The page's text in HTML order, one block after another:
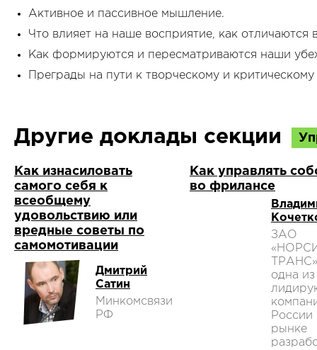
Активное и пассивное мышление.
Что влияет на наше восприятие, как отличаются
Как формируются и пересматриваются наши
Преграды на пути к творческому и
Другие доклады секции
Как изнасиловать
самого себя к
всеобщему
удовольствию или
вредные советы по
самомотивации
Дмитрий
Сатин
Минкомсвязи
РФ
Как управлять
во фрилансе
ЗАО
одна из
России
рынке